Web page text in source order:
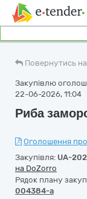
Повернутись
Закупівлю
22-06-2026, 11:04
Риба
Оголошення
Закупівля: UA-
на DoZorro
Рядок плану
004384-a